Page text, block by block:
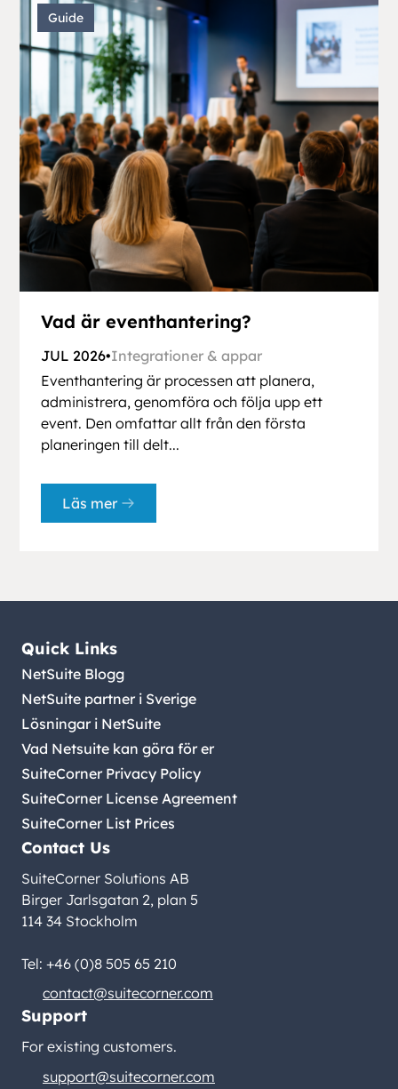
Guide
Vad är eventhantering?
JUL 2026•Integrationer & appar
Eventhantering är processen att planera,
administrera, genomföra och följa upp ett
event. Den omfattar allt från den första
planeringen till delt...
Läs mer
Quick Links
NetSuite Blogg
NetSuite partner i Sverige
Lösningar i NetSuite
Vad Netsuite kan göra för er
SuiteCorner Privacy Policy
SuiteCorner License Agreement
SuiteCorner List Prices
Contact Us
SuiteCorner Solutions AB
Birger Jarlsgatan 2, plan 5
114 34 Stockholm
Tel: +46 (0)8 505 65 210
contact@suitecorner.com
Support
For existing customers.
support@suitecorner.com